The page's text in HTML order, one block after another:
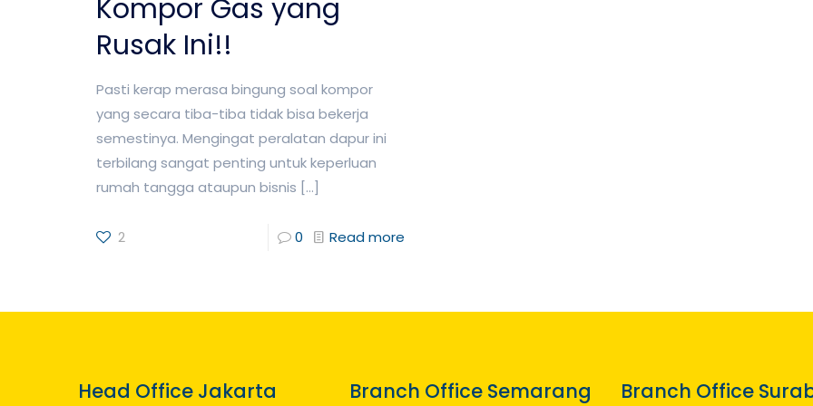
Kompor Gas yang
Rusak Ini!!
Pasti kerap merasa bingung soal kompor
yang secara tiba-tiba tidak bisa bekerja
semestinya. Mengingat peralatan dapur ini
terbilang sangat penting untuk keperluan
rumah tangga ataupun bisnis […]
2 0 Read more
Head Office Jakarta Branch Office Semarang Branch Office